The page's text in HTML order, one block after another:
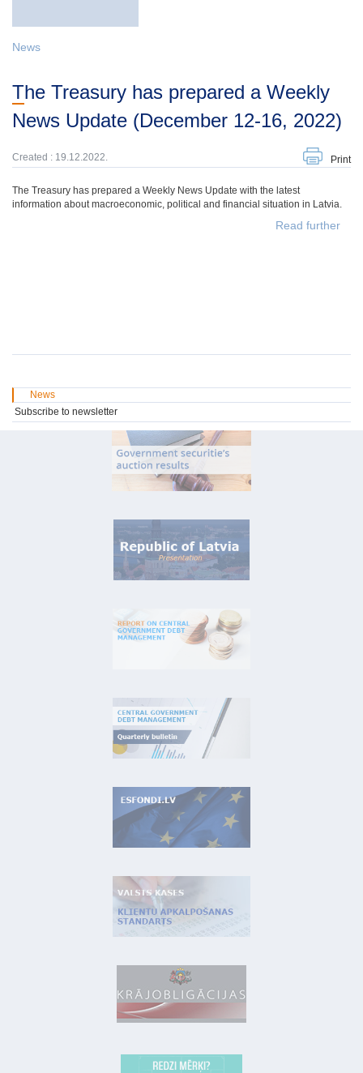
News
The Treasury has prepared a Weekly
News Update (December 12-16, 2022)
Created : 19.12.2022. Print
The Treasury has prepared a Weekly News Update with the latest
information about macroeconomic, political and financial situation in Latvia.
Read further
News
Subscribe to newsletter